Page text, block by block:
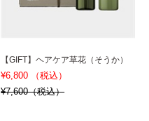
【GIFT】ヘアケア草花（そうか）
¥6,800 （税込）
¥7,600（税込）